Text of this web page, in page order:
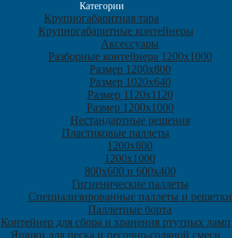
Категории
Крупногабаритная тара
Крупногабаритные контейнеры
Аксессуары
Разборные контейнера 1200х1000
Размер 1200х800
Размер 1020х640
Размер 1120х1120
Размер 1200х1000
Нестандартные решения
Пластиковые паллеты
1200х800
1200х1000
800х600 и 600х400
Гигиенические паллеты
Специализированные паллеты и решетки
Паллетные борта
Контейнер для сбора и хранения ртутных ламп
Ящики для песка и песочно-соляной смеси